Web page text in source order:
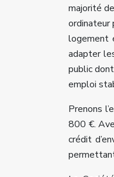
majorité
ordinateur
logement
adapter
public
emploi
Prenons
800 €.
crédit